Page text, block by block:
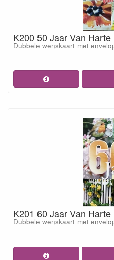
K200 50 Jaar Van Harte
Dubbele wenskaart met
K201 60 Jaar Van Harte
Dubbele wenskaart met